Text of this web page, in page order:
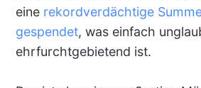
eine rekordverdächtige
gespendet, was einfach
ehrfurchtgebietend ist.